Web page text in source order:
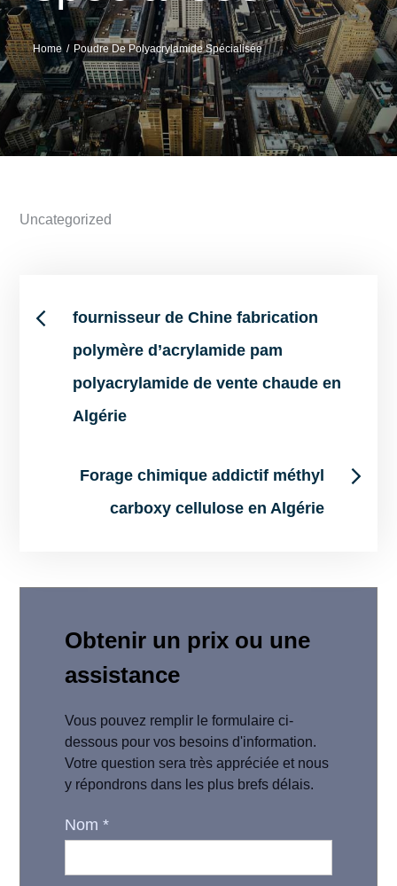
Home Poudre De Polyacrylamide Spécialisée
Uncategorized
Post
navigation
fournisseur de Chine fabrication
polymère d’acrylamide pam
polyacrylamide de vente chaude en
Algérie
Forage chimique addictif méthyl
carboxy cellulose en Algérie
Obtenir un prix ou une
assistance
Vous pouvez remplir le formulaire ci-
dessous pour vos besoins d'information.
Votre question sera très appréciée et nous
y répondrons dans les plus brefs délais.
Nom*